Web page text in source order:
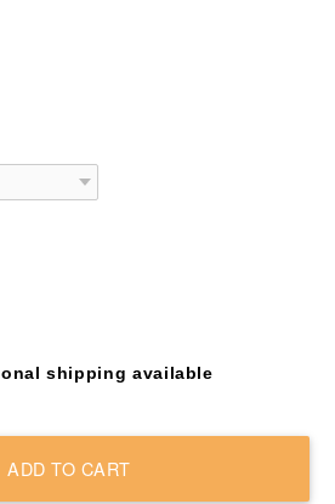
shipping available
ADD TO CART